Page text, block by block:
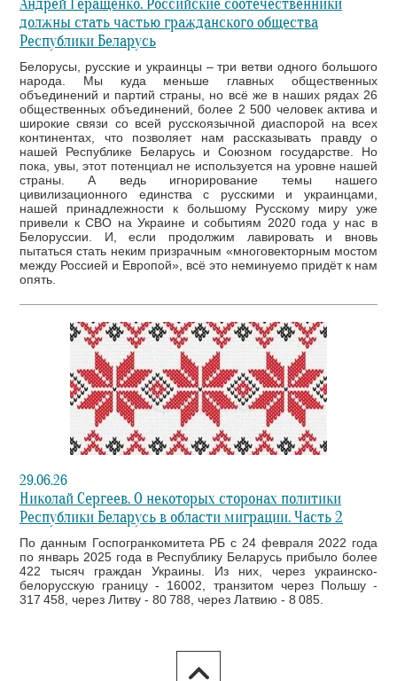
Андрей Геращенко. Российские соотечественники
должны стать частью гражданского общества
Республики Беларусь
Белорусы, русские и украинцы – три ветви одного большого
народа. Мы куда меньше главных общественных
объединений и партий страны, но всё же в наших рядах 26
общественных объединений, более 2 500 человек актива и
широкие связи со всей русскоязычной диаспорой на всех
континентах, что позволяет нам рассказывать правду о
нашей Республике Беларусь и Союзном государстве. Но
пока, увы, этот потенциал не используется на уровне нашей
страны. А ведь игнорирование темы нашего
цивилизационного единства с русскими и украинцами,
нашей принадлежности к большому Русскому миру уже
привели к СВО на Украине и событиям 2020 года у нас в
Белоруссии. И, если продолжим лавировать и вновь
пытаться стать неким призрачным «многовекторным мостом
между Россией и Европой», всё это неминуемо придёт к нам
опять.
29.06.26
Николай Сергеев. О некоторых сторонах политики
Республики Беларусь в области миграции. Часть 2
По данным Госпогранкомитета РБ с 24 февраля 2022 года
по январь 2025 года в Республику Беларусь прибыло более
422 тысяч граждан Украины. Из них, через украинско-
белорусскую границу - 16002, транзитом через Польшу -
317 458, через Литву - 80 788, через Латвию - 8 085.